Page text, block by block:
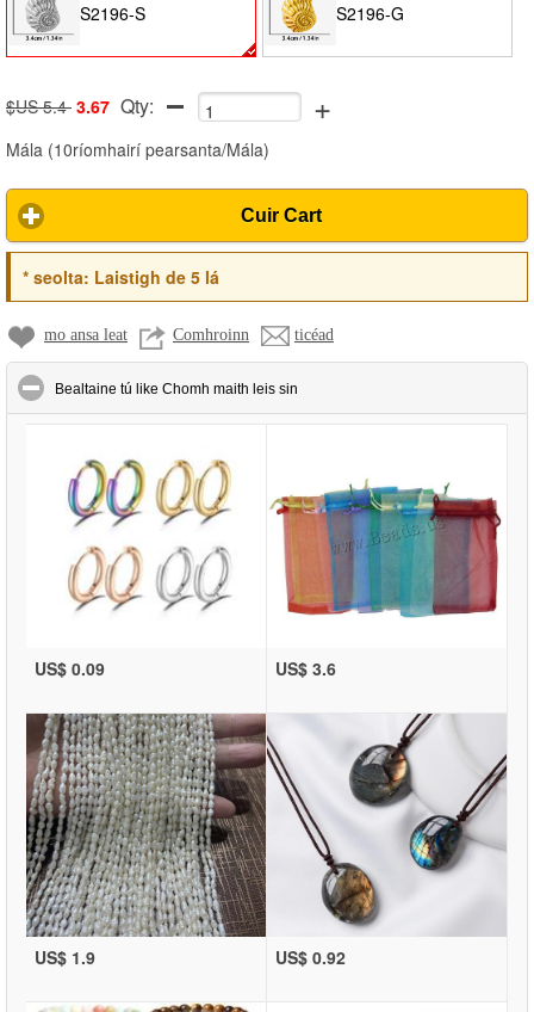
S2196-S S2196-G
$US 5.4 3.67 Qty: +
Mála (10ríomhairí pearsanta/Mála)
Cuir Cart
*seolta: Laistigh de 5 lá
mo ansa leat Comhroinn ticéad
Bealtaine tú like Chomh maith leis sin
US$ 0.09 US$ 3.6
US$ 1.9 US$ 0.92